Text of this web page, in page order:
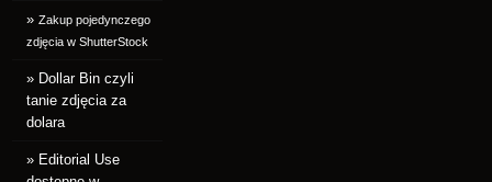
»Zakup pojedynczego
zdjęcia w ShutterStock
» Dollar Bin czyli
tanie zdjęcia za
dolara
» Editorial Use